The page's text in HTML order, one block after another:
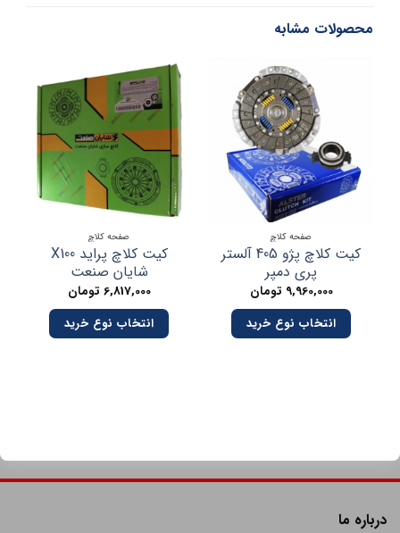
محصولات مشابه
صفحه کلاچ
کیت کلاچ پژو 405 آلستر
پری دمپر
9,960,000 تومان
انتخاب نوع خرید
صفحه کلاچ
کیت کلاچ پراید X100
شایان صنعت
6,817,000 تومان
انتخاب نوع خرید
درباره ما